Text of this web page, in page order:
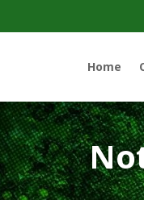
Home